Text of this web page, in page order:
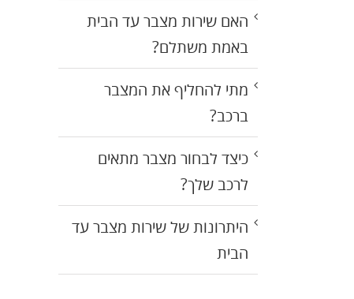
האם שירות מצבר עד הבית
באמת משתלם?
מתי להחליף את המצבר
ברכב?
כיצד לבחור מצבר מתאים
לרכב שלך?
היתרונות של שירות מצבר עד
הבית